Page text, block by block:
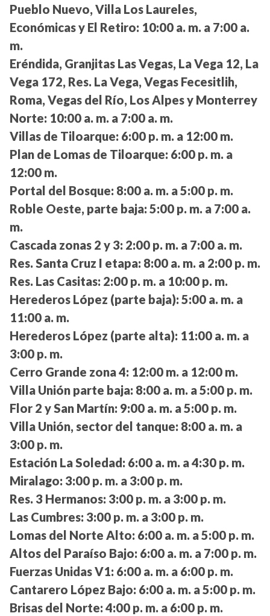
Pueblo Nuevo, Villa Los Laureles,
Económicas y El Retiro: 10:00 a. m. a 7:00 a.
m.
Eréndida, Granjitas Las Vegas, La Vega 12, La
Vega 172, Res. La Vega, Vegas Fecesitlih,
Roma, Vegas del Río, Los Alpes y Monterrey
Norte: 10:00 a. m. a 7:00 a. m.
Villas de Tiloarque: 6:00 p. m. a 12:00 m.
Plan de Lomas de Tiloarque: 6:00 p. m. a
12:00 m.
Portal del Bosque: 8:00 a. m. a 5:00 p. m.
Roble Oeste, parte baja: 5:00 p. m. a 7:00 a.
m.
Cascada zonas 2 y 3: 2:00 p. m. a 7:00 a. m.
Res. Santa Cruz I etapa: 8:00 a. m. a 2:00 p. m.
Res. Las Casitas: 2:00 p. m. a 10:00 p. m.
Herederos López (parte baja): 5:00 a. m. a
11:00 a. m.
Herederos López (parte alta): 11:00 a. m. a
3:00 p. m.
Cerro Grande zona 4: 12:00 m. a 12:00 m.
Villa Unión parte baja: 8:00 a. m. a 5:00 p. m.
Flor 2 y San Martín: 9:00 a. m. a 5:00 p. m.
Villa Unión, sector del tanque: 8:00 a. m. a
3:00 p. m.
Estación La Soledad: 6:00 a. m. a 4:30 p. m.
Miralago: 3:00 p. m. a 3:00 p. m.
Res. 3 Hermanos: 3:00 p. m. a 3:00 p. m.
Las Cumbres: 3:00 p. m. a 3:00 p. m.
Lomas del Norte Alto: 6:00 a. m. a 5:00 p. m.
Altos del Paraíso Bajo: 6:00 a. m. a 7:00 p. m.
Fuerzas Unidas V1: 6:00 a. m. a 6:00 p. m.
Cantarero López Bajo: 6:00 a. m. a 5:00 p. m.
Brisas del Norte: 4:00 p. m. a 6:00 p. m.